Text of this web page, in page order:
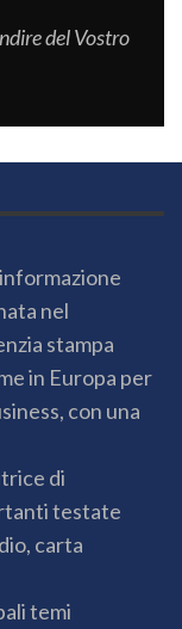
del Vostro
nel
stampa
in Europa per
con una
di
testate
carta
temi